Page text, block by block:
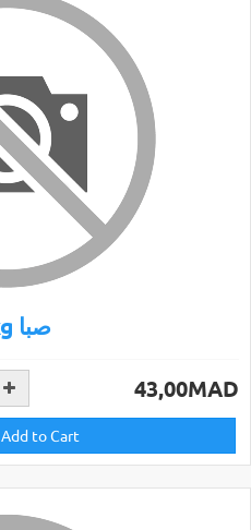
10kg صبا
43,00MAD
Add to Cart